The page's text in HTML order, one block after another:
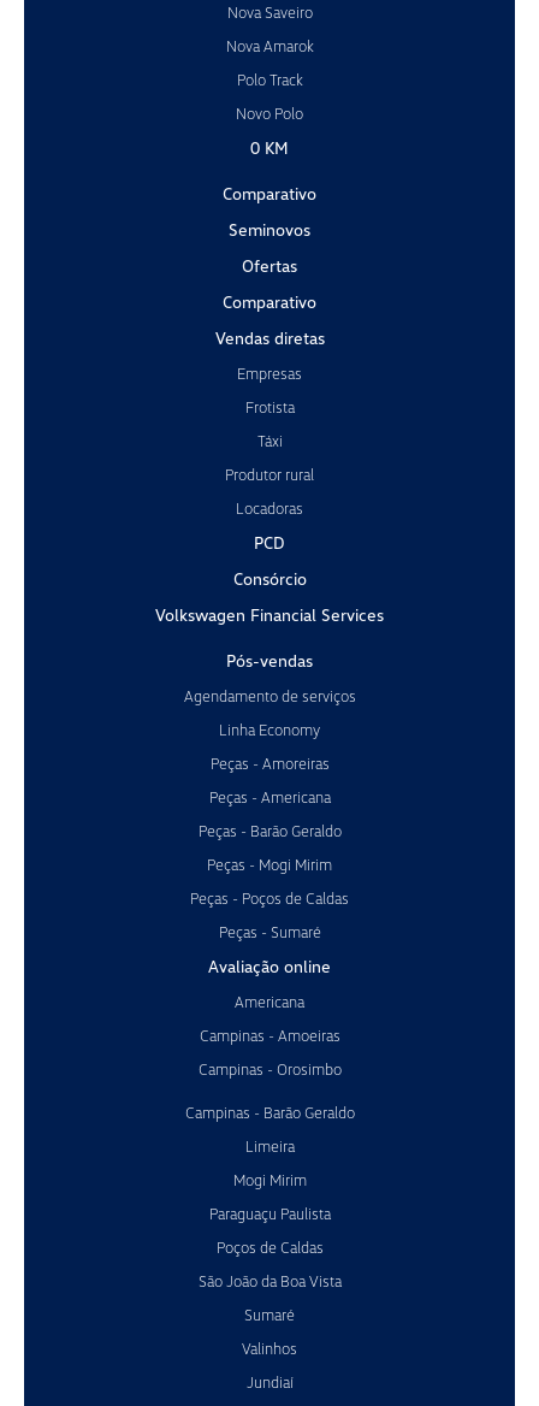
Nova Saveiro
Nova Amarok
Polo Track
Novo Polo
0 KM
Comparativo
Seminovos
Ofertas
Comparativo
Vendas diretas
Empresas
Frotista
Táxi
Produtor rural
Locadoras
PCD
Consórcio
Volkswagen Financial Services
Pós-vendas
Agendamento de serviços
Linha Economy
Peças - Amoreiras
Peças - Americana
Peças - Barão Geraldo
Peças - Mogi Mirim
Peças - Poços de Caldas
Peças - Sumaré
Avaliação online
Americana
Campinas - Amoeiras
Campinas - Orosimbo
Campinas - Barão Geraldo
Limeira
Mogi Mirim
Paraguaçu Paulista
Poços de Caldas
São João da Boa Vista
Sumaré
Valinhos
Jundiaí